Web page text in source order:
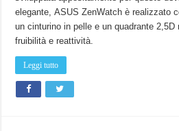
elegante, ASUS ZenWatch è realizzato
un cinturino in pelle e un quadrante
fruibilità e reattività.
Leggi tutto